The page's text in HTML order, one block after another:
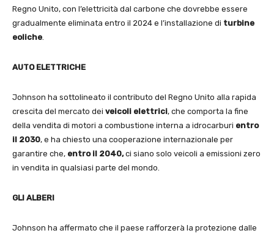
Regno Unito, con l’elettricità dal carbone che dovrebbe essere
gradualmente eliminata entro il 2024 e l’installazione di turbine
eoliche
AUTO ELETTRICHE
Johnson ha sottolineato il contributo del Regno Unito alla rapida
crescita del mercato dei veicoli elettrici, che comporta la fine
della vendita di motori a combustione interna a idrocarburi entro
il 2030, e ha chiesto una cooperazione internazionale per
garantire che, entro il 2040,ci siano solo veicoli a emissioni zero
in vendita in qualsiasi parte del mondo.
GLI ALBERI
Johnson ha affermato che il paese rafforzerà la protezione dalle